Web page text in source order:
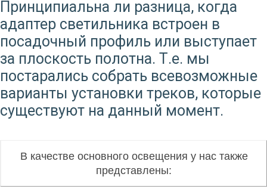
Принципиальна ли разница, когда
адаптер светильника встроен в
посадочный профиль или выступает
за плоскость полотна. Т.е. мы
постарались собрать всевозможные
варианты установки треков, которые
существуют на данный момент.
В качестве основного освещения у нас также
представлены: